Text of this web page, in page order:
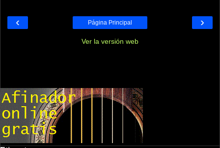
‹ ›
Página Principal
Ver la versión web